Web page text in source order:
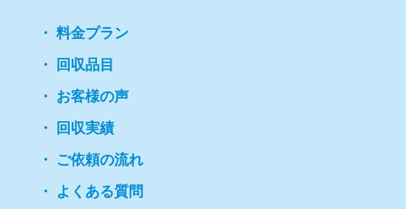
料金プラン
回収品目
お客様の声
回収実績
ご依頼の流れ
よくある質問